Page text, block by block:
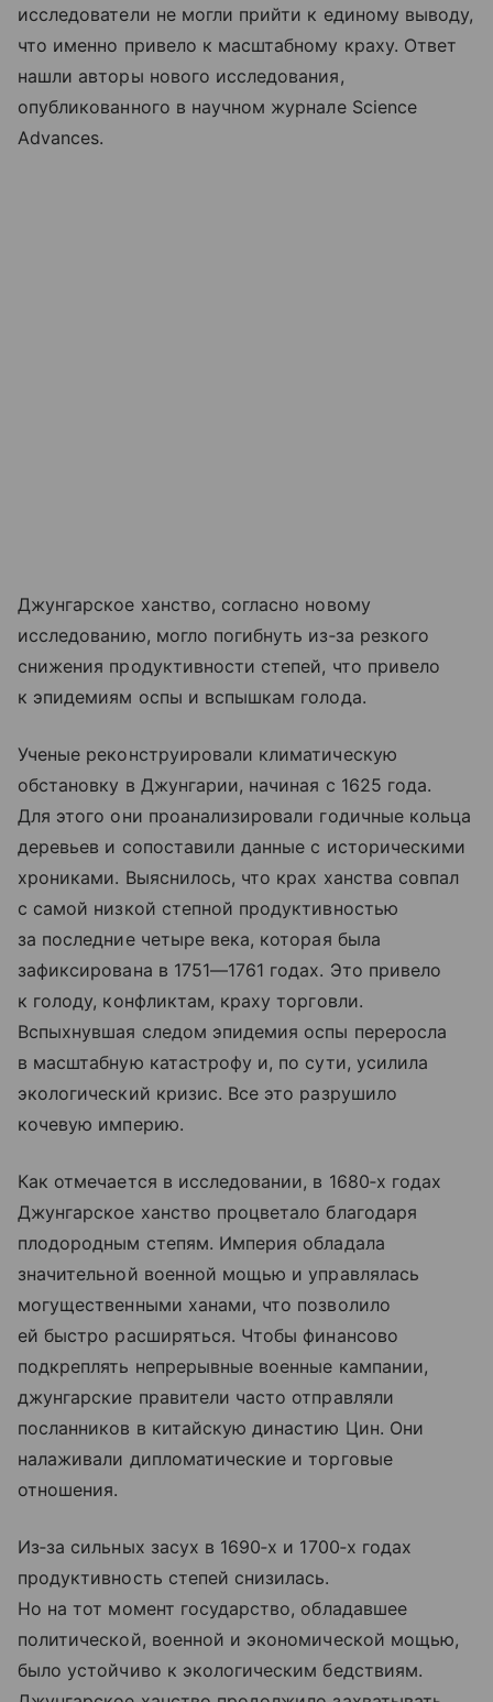
исследователи не могли прийти к единому выводу,
что именно привело к масштабному краху. Ответ
нашли авторы нового исследования,
опубликованного в научном журнале Science
Advances.
Джунгарское ханство, согласно новому
исследованию, могло погибнуть из‑за резкого
снижения продуктивности степей, что привело
к эпидемиям оспы и вспышкам голода.
Ученые реконструировали климатическую
обстановку в Джунгарии, начиная с 1625 года.
Для этого они проанализировали годичные кольца
деревьев и сопоставили данные с историческими
хрониками. Выяснилось, что крах ханства совпал
с самой низкой степной продуктивностью
за последние четыре века, которая была
зафиксирована в 1751—1761 годах. Это привело
к голоду, конфликтам, краху торговли.
Вспыхнувшая следом эпидемия оспы переросла
в масштабную катастрофу и, по сути, усилила
экологический кризис. Все это разрушило
кочевую империю.
Как отмечается в исследовании, в 1680‑х годах
Джунгарское ханство процветало благодаря
плодородным степям. Империя обладала
значительной военной мощью и управлялась
могущественными ханами, что позволило
ей быстро расширяться. Чтобы финансово
подкреплять непрерывные военные кампании,
джунгарские правители часто отправляли
посланников в китайскую династию Цин. Они
налаживали дипломатические и торговые
отношения.
Из‑за сильных засух в 1690‑х и 1700‑х годах
продуктивность степей снизилась.
Но на тот момент государство, обладавшее
политической, военной и экономической мощью,
было устойчиво к экологическим бедствиям.